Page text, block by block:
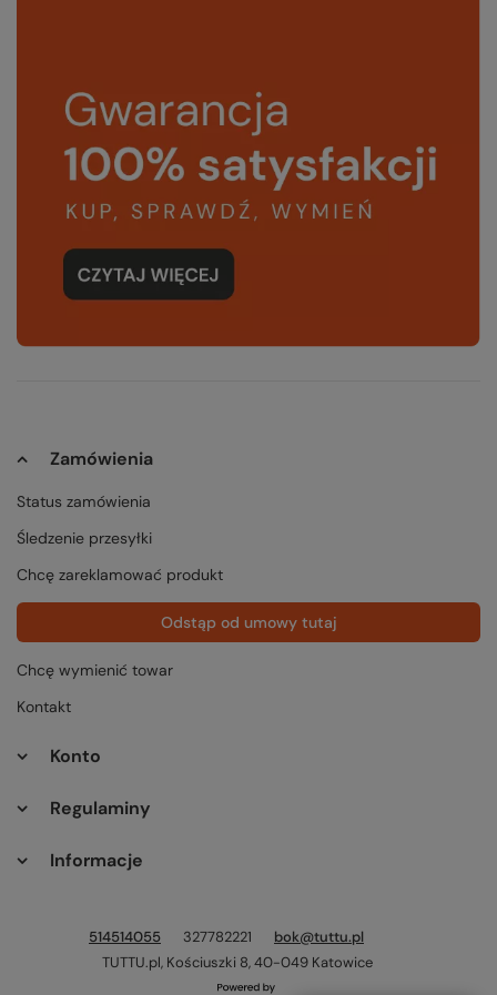
Zamówienia
Status zamówienia
Śledzenie przesyłki
Chcę zareklamować produkt
Odstąp od umowy tutaj
Chcę wymienić towar
Kontakt
Konto
Regulaminy
Informacje
514514055 327782221
bok@tuttu.pl
TUTTU.pl, Kościuszki 8,40-049 Katowice